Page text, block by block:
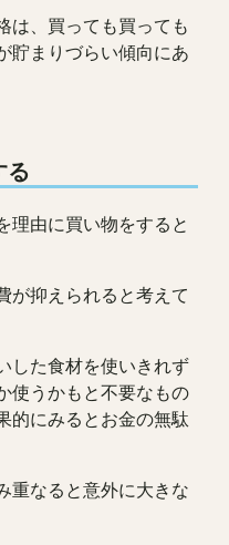
は、買っても買っても
貯まりづらい傾向にあ
る
理由に買い物をすると
が抑えられると考えて
した食材を使いきれず
使うかもと不要なもの
的にみるとお金の無駄
重なると意外に大きな